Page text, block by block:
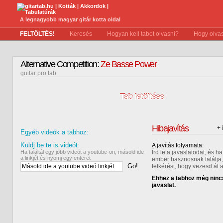
A legnagyobb magyar gitár kotta oldal
FELTÖLTÉS! Keresés Hogyan kell tabot olvasni? Hogy
Alternative Competition:Ze Basse Power
guitar pro tab
Tab letöltése
+
Hibajavítás
A javítás folyamata:
Írd le a javaslatodat, és
ember hasznosnak
felkérést, hogy vezesd át
Ehhez a tabhoz még
javaslat.
Egyéb videók a tabhoz:
Küldj be te is videót:
Ha találtál egy jobb videót a youtube-on, másold ide
a linkjét és nyomj egy enteret
Go!